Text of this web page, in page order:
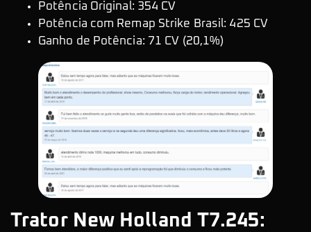
Potência Original: 354 CV
Potência com Remap Strike Brasil: 425 CV
Ganho de Potência: 71 CV (20,1%)
Trator New Holland T7.245: